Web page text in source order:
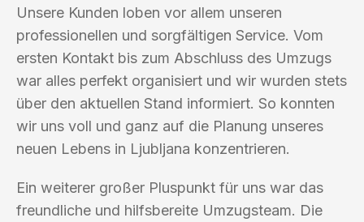
Unsere Kunden loben vor allem unseren
professionellen und sorgfältigen Service. Vom
ersten Kontakt bis zum Abschluss des Umzugs
war alles perfekt organisiert und wir wurden stets
über den aktuellen Stand informiert. So konnten
wir uns voll und ganz auf die Planung unseres
neuen Lebens in Ljubljana konzentrieren.
Ein weiterer großer Pluspunkt für uns war das
freundliche und hilfsbereite Umzugsteam. Die